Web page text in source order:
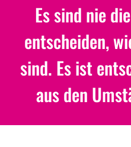
Es sind nie
entscheiden,
sind. Es ist
aus den